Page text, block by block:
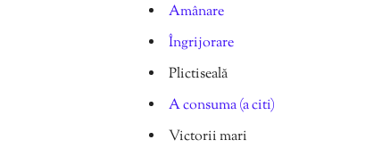
Amânare
Îngrijorare
Plictiseală
A consuma (a citi)
Victorii mari